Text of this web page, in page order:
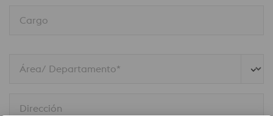
Cargo
Área/ Departamento*
Dirección